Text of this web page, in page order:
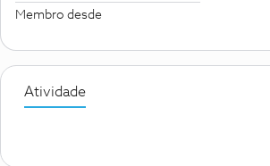
Membro desde
Atividade